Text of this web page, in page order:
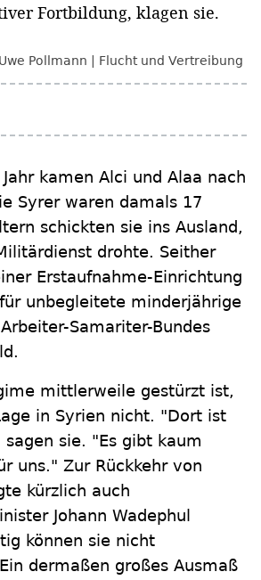
Fortbildung, klagen sie.
Uwe Pollmann Flucht und Vertreibung
kamen Alci und Alaa nach
Syrer waren damals 17
schickten sie ins Ausland,
drohte. Seither
Erstaufnahme-Einrichtung
unbegleitete minderjährige
Samariter-Bundes
mittlerweile gestürzt ist,
in Syrien nicht. "Dort ist
sie. "Es gibt kaum
uns." Zur Rückkehr von
kürzlich auch
Johann Wadephul
können sie nicht
dermaßen großes Ausmaß